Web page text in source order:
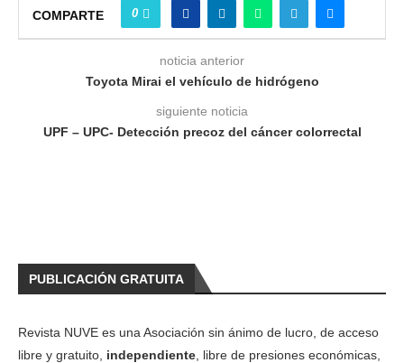
COMPARTE 0
noticia anterior
Toyota Mirai el vehículo de hidrógeno
siguiente noticia
UPF – UPC- Detección precoz del cáncer colorrectal
PUBLICACIÓN GRATUITA
Revista NUVE es una Asociación sin ánimo de lucro, de acceso
libre y gratuito, independiente , libre de presiones económicas,